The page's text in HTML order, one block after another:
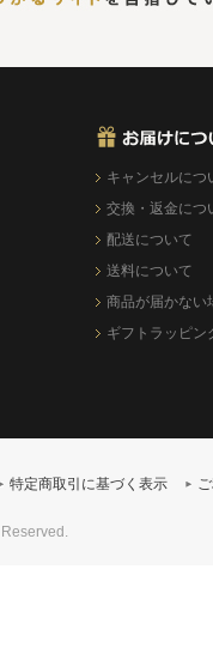
キャンセルにつ
交換・返金につ
配送について
送料について
商品が届かない
ギフトラッピン
特定商取引に基づく表示